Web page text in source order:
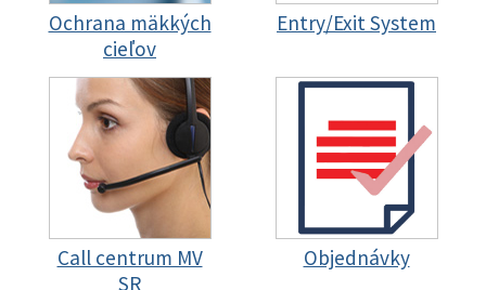
Ochrana mäkkých
cieľov
Entry/Exit System
Call centrum MV
SR
Objednávky